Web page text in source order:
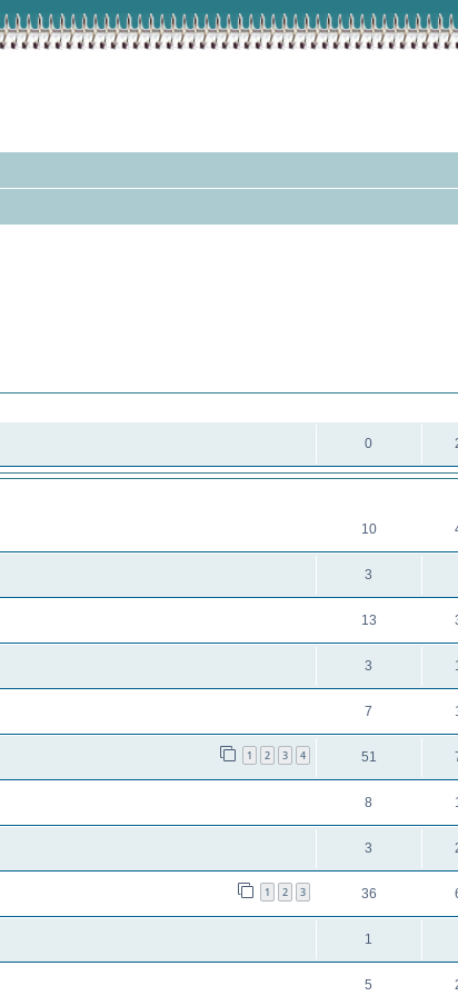
0
10
3
13
3
7
1 2 3 4 51
8
3
1 2 3 36
1
5